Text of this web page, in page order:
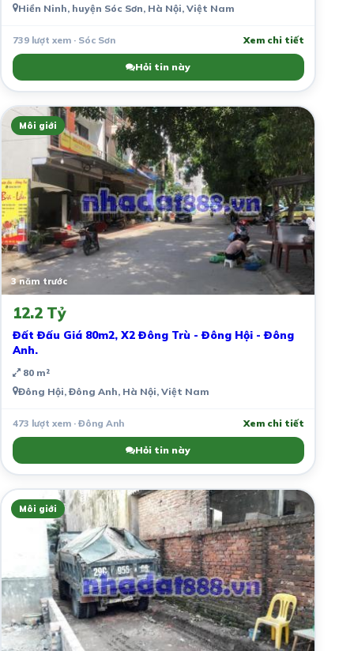
Hiền Ninh, huyện Sóc Sơn, Hà Nội, Việt Nam
739 lượt xem · Sóc Sơn Xem chi tiết
Hỏi tin này
Môi giới
3 năm trước
12.2 Tỷ
Đất Đấu Giá 80m2, X2 Đông Trù - Đông Hội - Đông
Anh.
80 m²
Đông Hội, Đông Anh, Hà Nội, Việt Nam
473 lượt xem · Đông Anh Xem chi tiết
Hỏi tin này
Môi giới